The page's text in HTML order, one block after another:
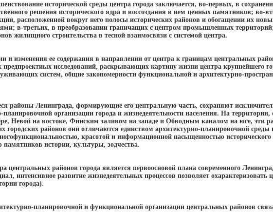
исторической среды центра города заключается, во-первых, в
решения исторического ядра и воссоздания в нем ценных памятников; во-
расположенной вокруг него полосы исторических районов и обогащении их
в-третьих, в преобразовании граничащих с центром промышленных
жилищного строительства в тесной взаимосвязи с системой центра.
и изменения ее содержания в направлении от центра к границам центральных
исследований, раскрывающих картину жизни центра крупнейшего
систем, общие закономерности функциональной и архитектурно-
районы Ленинграда, формирующие его центральную часть, сохраняют
планировочной организации города и жизнедеятельности населения. На территории,
Невой на востоке, Финским заливом на западе и Обводным каналом на юге, эти
городских районов они отличаются единством архитектурно-планировочной среды
красотой и информационной насыщенностью исторического
памятников истории, культуры, зодчества.
центральных районов города является первоосновой плана современного
интенсивное развитие жизнедеятельных процессов позволяет охарактеризовать
города).
планировочной и функциональной организации центральных районов